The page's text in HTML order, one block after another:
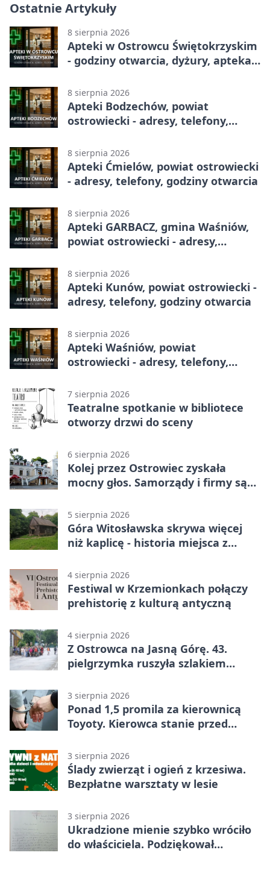
Ostatnie Artykuły
8 sierpnia 2026
Apteki w Ostrowcu Świętokrzyskim
- godziny otwarcia, dyżury, apteka
8 sierpnia 2026
Apteki Bodzechów, powiat
ostrowiecki - adresy, telefony,
8 sierpnia 2026
Apteki Ćmielów, powiat ostrowiecki
- adresy, telefony, godziny otwarcia
8 sierpnia 2026
Apteki GARBACZ, gmina Waśniów,
powiat ostrowiecki - adresy,
8 sierpnia 2026
Apteki Kunów, powiat ostrowiecki -
adresy, telefony, godziny otwarcia
8 sierpnia 2026
Apteki Waśniów, powiat
ostrowiecki - adresy, telefony,
7 sierpnia 2026
Teatralne spotkanie w bibliotece
otworzy drzwi do sceny
6 sierpnia 2026
Kolej przez Ostrowiec zyskała
mocny głos. Samorządy i firmy są
5 sierpnia 2026
Góra Witosławska skrywa więcej
niż kaplicę - historia miejsca z
4 sierpnia 2026
Festiwal w Krzemionkach połączy
prehistorię z kulturą antyczną
4 sierpnia 2026
Z Ostrowca na Jasną Górę. 43.
pielgrzymka ruszyła szlakiem
3 sierpnia 2026
Ponad 1,5 promila za kierownicą
Toyoty. Kierowca stanie przed
3 sierpnia 2026
Ślady zwierząt i ogień z krzesiwa.
Bezpłatne warsztaty w lesie
3 sierpnia 2026
Ukradzione mienie szybko wróciło
do właściciela. Podziękował